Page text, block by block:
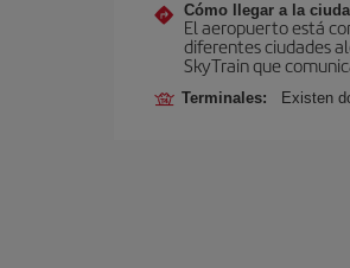
Cómo llegar a la
El aeropuerto está
diferentes ciudades
SkyTrain que
Terminales: Existen